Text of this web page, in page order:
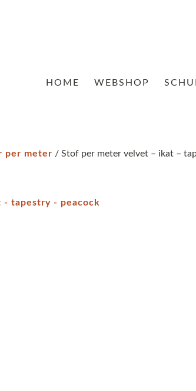
HOME WEBSHOP
per meter / Stof per meter velvet – ikat –